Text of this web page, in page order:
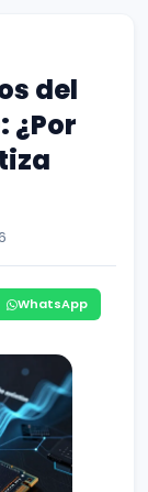
del
¿Por
WhatsApp